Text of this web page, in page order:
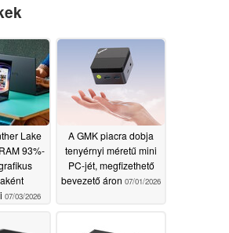
Lake
93%-
07/03/2026
A GMK piacra dobja
tenyérnyi méretű mini
PC-jét, megfizethető
bevezető áron 07/01/2026